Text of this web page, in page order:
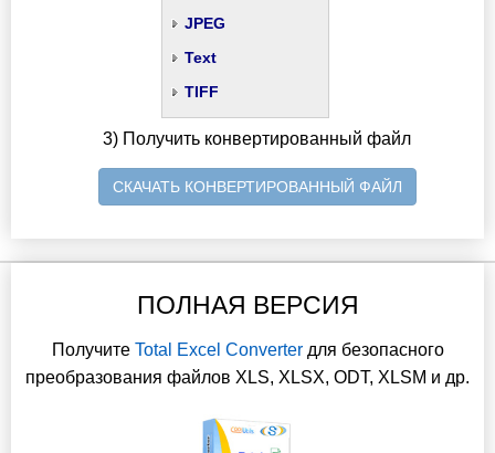
JPEG
Text
TIFF
3) Получить конвертированный файл
СКАЧАТЬ КОНВЕРТИРОВАННЫЙ ФАЙЛ
ПОЛНАЯ ВЕРСИЯ
Получите Total Excel Converterдля безопасного
преобразования файлов XLS, XLSX, ODT, XLSM и др.